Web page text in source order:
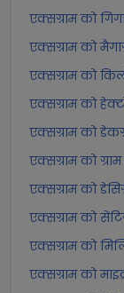
एक्सग्राम को
एक्सग्राम को
एक्सग्राम को
एक्सग्राम को
एक्सग्राम को
एक्सग्राम को
एक्सग्राम को
एक्सग्राम को
एक्सग्राम को
एक्सग्राम को